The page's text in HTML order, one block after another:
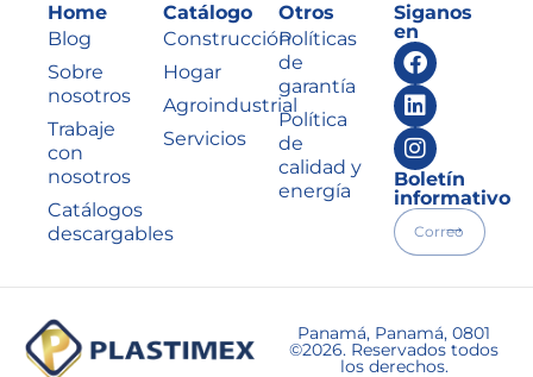
Home
Blog
Sobre
nosotros
Trabaje
con
nosotros
Catálogos
descargables
Catálogo
Construcción
Hogar
Agroindustrial
Servicios
Otros
Políticas
de
garantía
Política
de
calidad y
energía
Siganos
en
Boletín
informativo
Panamá, Panamá, 0801
©2026. Reservados todos
los derechos.